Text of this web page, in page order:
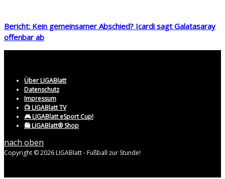
Bericht: Kein gemeinsamer Abschied? Icardi sagt Galatasaray
offenbar ab
Über LIGABlatt
Datenschutz
Impressum
📺 LIGABlatt TV
🎮 LIGABlatt eSport Cup!
🛍️ LIGABlatt® Shop
nach oben
Copyright © 2026 LIGABlatt - Fußball zur Stunde!